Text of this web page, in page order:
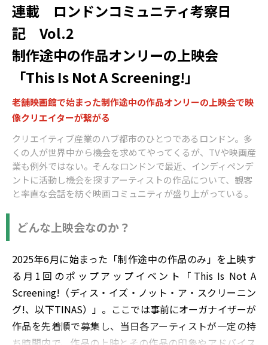
連載 ロンドンコミュニティ考察日
記 Vol.2
制作途中の作品オンリーの上映会
「This Is Not A Screening!」
老舗映画館で始まった制作途中の作品オンリーの上映会で映
像クリエイターが繋がる
クリエイティブ産業のハブ都市のひとつであるロンドン。多
くの人が世界中から機会を求めてやってくるが、TVや映画産
業も例外ではない。そんなロンドンで最近、インディペンデ
ントに活動し機会を探すアーティストの作品について、観客
と率直な会話を紡ぐ映画コミュニティが盛り上がっている。
どんな上映会なのか？
2025年6月に始まった「制作途中の作品のみ」を上映す
る月1回のポップアップイベント「This Is Not A
Screening!（ディス・イズ・ノット・ア・スクリーニン
グ!、以下TINAS）」。ここでは事前にオーガナイザーが
作品を先着順で募集し、当日各アーティストが一定の持